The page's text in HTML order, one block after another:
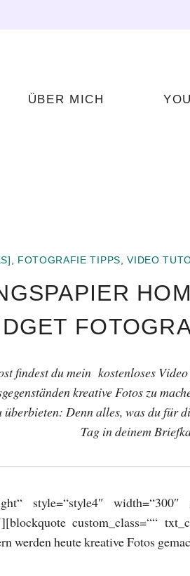
ÜBER MICH
FOTOGRAFIE TIPPS ,VIDEO
findest du mein kostenloses
kreative Fotos zu
Denn alles, was du für
Tag in deinem
style=“style4″ width=“300″
custom_class=““
werden heute kreative Fotos